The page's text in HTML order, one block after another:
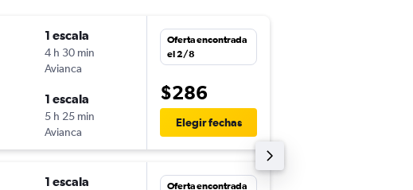
1 escala
4 h 30 min
Avianca
1 escala
5 h 25 min
Avianca
Oferta encontrada
el 2/8
$286
Elegir fechas
1 escala
Oferta encontrada